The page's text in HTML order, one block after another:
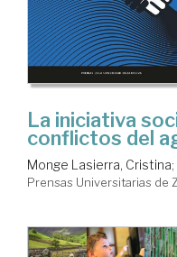
La iniciativa
conflictos del
Monge Lasierra, Cristina;
Prensas Universitarias de